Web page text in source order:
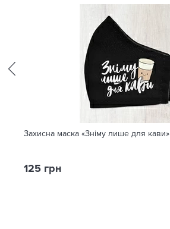
Захисна маска «Зніму лише для кави»
125 грн